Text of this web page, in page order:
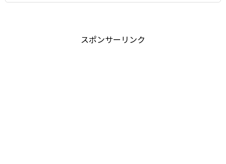
スポンサーリンク